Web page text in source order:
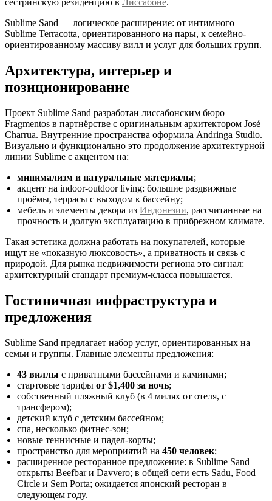
сестринскую резиденцию в Лиссабоне.
Sublime Sand — логическое расширение: от интимного
Sublime Terracotta, ориентированного на пары, к семейно-
ориентированному массиву вилл и услуг для больших групп.
Архитектура, интерьер и
позиционирование
Проект Sublime Sand разработан лиссабонским бюро
Fragmentos в партнёрстве с оригинальным архитектором José
Charrua. Внутренние пространства оформила Andringa Studio.
Визуально и функционально это продолжение архитектурной
линии Sublime с акцентом на:
минимализм и натуральные материалы;
акцент на indoor-outdoor living: большие раздвижные
проёмы, террасы с выходом к бассейну;
мебель и элементы декора из Индонезии, рассчитанные на
прочность и долгую эксплуатацию в прибрежном климате.
Такая эстетика должна работать на покупателей, которые
ищут не «показную люксовость», а приватность и связь с
природой. Для рынка недвижимости региона это сигнал:
архитектурный стандарт премиум-класса повышается.
Гостиничная инфраструктура и
предложения
Sublime Sand предлагает набор услуг, ориентированных на
семьи и группы. Главные элементы предложения:
43 виллы с приватными бассейнами и каминами;
стартовые тарифы от $1,400 за ночь;
собственный пляжный клуб (в 4 милях от отеля, с
трансфером);
детский клуб с детским бассейном;
спа, несколько фитнес-зон;
новые теннисные и падел-корты;
пространство для мероприятий на 450 человек;
расширенное ресторанное предложение: в Sublime Sand
открыты Beefbar и Davvero; в общей сети есть Sadu, Food
Circle и Sem Porta; ожидается японский ресторан в
следующем году.